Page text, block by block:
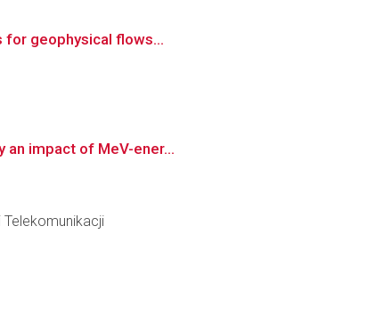
geophysical flows...
impact of MeV-ener...